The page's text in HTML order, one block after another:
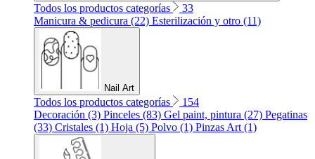
Todos los productos categorías
33
Manicura & pedicura (22) Esterilización y otro (11)
Nail Art
Todos los productos categorías
154
Decoración (3) Pinceles (83) Gel paint, pintura (27) Pegatinas
(33) Cristales (1) Hoja (5) Polvo (1) Pinzas Art (1)